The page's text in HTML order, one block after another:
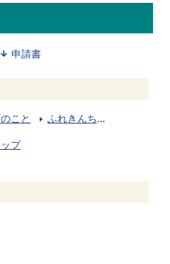
申請書
こと ふれきんちゃん
プ